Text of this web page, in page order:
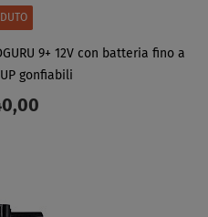
9+ 12V con batteria fino a
gonfiabili